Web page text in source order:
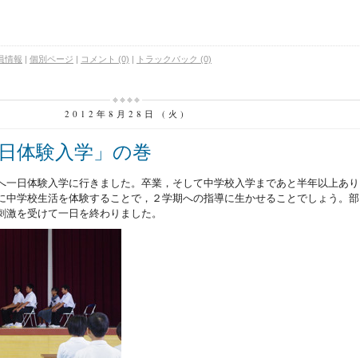
情報 | 個別ページ | コメント (0) | トラックバック (0)
2012年8月28日 (火)
体験入学」の巻
一日体験入学に行きました。卒業，そして中学校入学まであと半年以上あり
中学校生活を体験することで，２学期への指導に生かせることでしょう。部
を受けて一日を終わりました。